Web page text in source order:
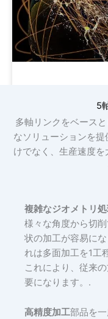
5
多軸リンクをベース
なソリューションを
けでなく、生産速度
複雑なジオメトリ
様々な角度から切
状の加工が容易に
れは多面加工を1工
これにより、従来
要になります。.
高精度加工部品を